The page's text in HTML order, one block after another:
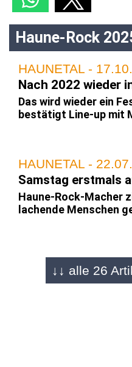
Haune-Rock
HAUNETAL -
Nach 2022 wieder
Das wird wieder ein
bestätigt Line-up mit
HAUNETAL -
Samstag erstmals
Haune-Rock-Macher
lachende Menschen
HAUNETAL -
Bilderserie (2) von
↓↓ alle 26